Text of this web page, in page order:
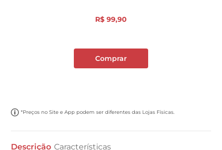
R$ 99,90
Comprar
*Preços no Site e App podem ser diferentes das Lojas Físicas.
Descrição Características